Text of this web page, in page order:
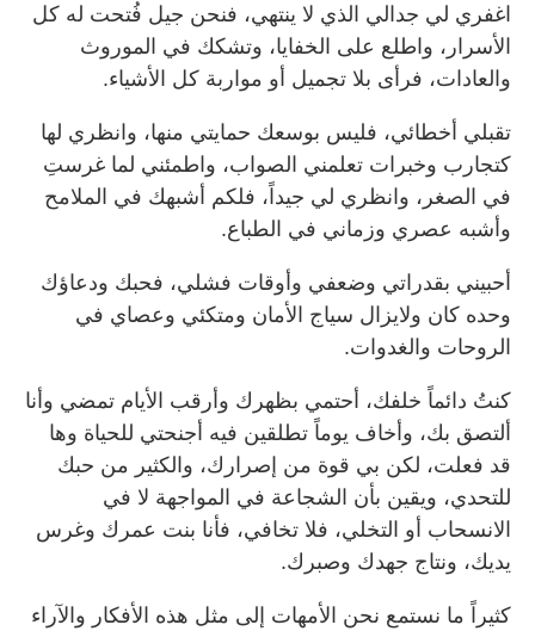
اغفري لي جدالي الذي لا ينتهي، فنحن جيل فُتحت له كل
الأسرار، واطلع على الخفايا، وتشكك في الموروث
والعادات، فرأى بلا تجميل أو مواربة كل الأشياء.
تقبلي أخطائي، فليس بوسعك حمايتي منها، وانظري لها
كتجارب وخبرات تعلمني الصواب، واطمئني لما غرستِ
في الصغر، وانظري لي جيداً، فلكم أشبهك في الملامح
وأشبه عصري وزماني في الطباع.
أحبيني بقدراتي وضعفي وأوقات فشلي، فحبك ودعاؤك
وحده كان ولايزال سياج الأمان ومتكئي وعصاي في
الروحات والغدوات.
كنتُ دائماً خلفك، أحتمي بظهرك وأرقب الأيام تمضي وأنا
ألتصق بك، وأخاف يوماً تطلقين فيه أجنحتي للحياة وها
قد فعلت، لكن بي قوة من إصرارك، والكثير من حبك
للتحدي، ويقين بأن الشجاعة في المواجهة لا في
الانسحاب أو التخلي، فلا تخافي، فأنا بنت عمرك وغرس
يديك، ونتاج جهدك وصبرك.
كثيراً ما نستمع نحن الأمهات إلى مثل هذه الأفكار والآراء